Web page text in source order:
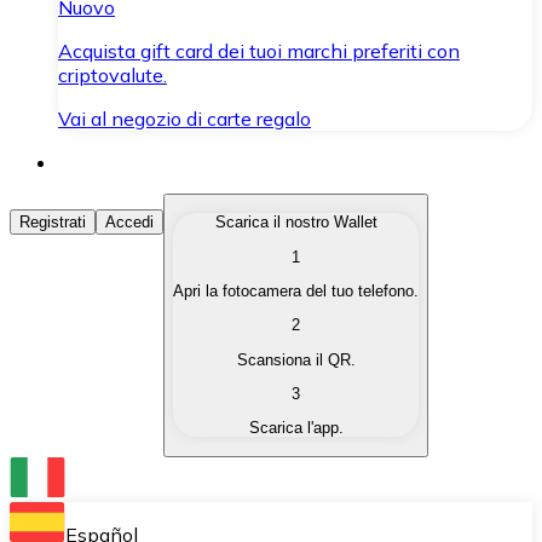
Nuovo
Acquista gift card dei tuoi marchi preferiti con
criptovalute.
Vai al negozio di carte regalo
Acquista Criptovalute
Acquista le criptovalute che ti interessano in modo
Converti le tue criptovalute in valuta fiat quando ne
Scambia una criptovaluta con un'altra
Conserva le tue cripto in un Wallet self-custodial.
Registrati Accedi
Scarica il nostro Wallet
1
Apri la fotocamera del tuo telefono.
2
Scansiona il QR.
3
Scarica l'app.
Español